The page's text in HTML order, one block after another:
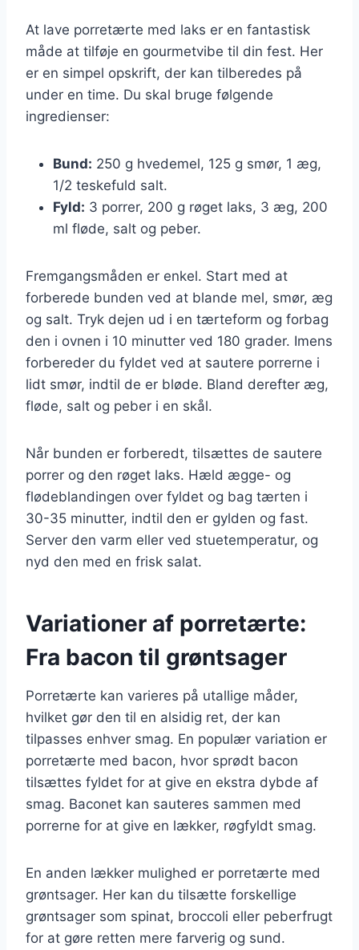
At lave porretærte med laks er en fantastisk
måde at tilføje en gourmetvibe til din fest. Her
er en simpel opskrift, der kan tilberedes på
under en time. Du skal bruge følgende
ingredienser:
Bund: 250 g hvedemel, 125 g smør, 1 æg,
1/2 teskefuld salt.
Fyld: 3 porrer, 200 g røget laks, 3 æg, 200
ml fløde, salt og peber.
Fremgangsmåden er enkel. Start med at
forberede bunden ved at blande mel, smør, æg
og salt. Tryk dejen ud i en tærteform og forbag
den i ovnen i 10 minutter ved 180 grader. Imens
forbereder du fyldet ved at sautere porrerne i
lidt smør, indtil de er bløde. Bland derefter æg,
fløde, salt og peber i en skål.
Når bunden er forberedt, tilsættes de sautere
porrer og den røget laks. Hæld ægge- og
flødeblandingen over fyldet og bag tærten i
30-35 minutter, indtil den er gylden og fast.
Server den varm eller ved stuetemperatur, og
nyd den med en frisk salat.
Variationer af porretærte:
Fra bacon til grøntsager
Porretærte kan varieres på utallige måder,
hvilket gør den til en alsidig ret, der kan
tilpasses enhver smag. En populær variation er
porretærte med bacon, hvor sprødt bacon
tilsættes fyldet for at give en ekstra dybde af
smag. Baconet kan sauteres sammen med
porrerne for at give en lækker, røgfyldt smag.
En anden lækker mulighed er porretærte med
grøntsager. Her kan du tilsætte forskellige
grøntsager som spinat, broccoli eller peberfrugt
for at gøre retten mere farverig og sund.